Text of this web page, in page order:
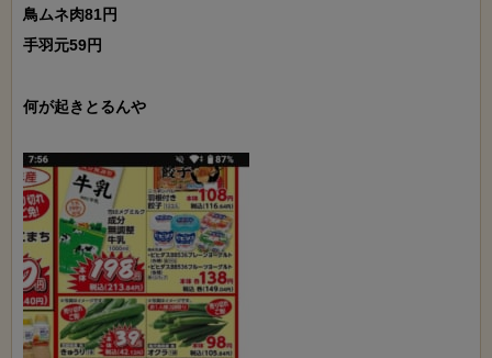
鳥ムネ肉81円
手羽元59円
何が起きとるんや